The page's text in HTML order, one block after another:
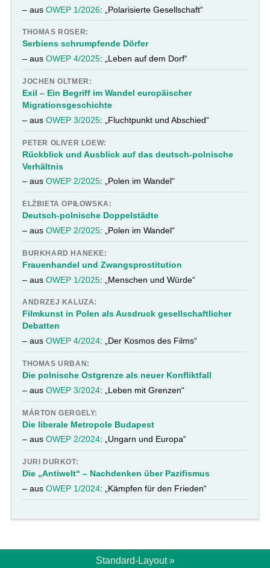
– ausOWEP 1/2026: „Polarisierte Gesellschaft“
THOMAS ROSER:
Serbiens schrumpfende Dörfer
– ausOWEP 4/2025: „Leben auf dem Dorf“
JOCHEN OLTMER:
Exil – Ein Begriff im Wandel europäischer
Migrationsgeschichte
– ausOWEP 3/2025: „Fluchtpunkt und Abschied“
PETER OLIVER LOEW:
Rückblick und Ausblick auf das deutsch-polnische
Verhältnis
– ausOWEP 2/2025: „Polen im Wandel“
ELŻBIETA OPIŁOWSKA:
Deutsch-polnische Doppelstädte
– ausOWEP 2/2025: „Polen im Wandel“
BURKHARD HANEKE:
Frauenhandel und Zwangsprostitution
– ausOWEP 1/2025: „Menschen und Würde“
ANDRZEJ KALUZA:
Filmkunst in Polen als Ausdruck gesellschaftlicher
Debatten
– ausOWEP 4/2024: „Der Kosmos des Films“
THOMAS URBAN:
Die polnische Ostgrenze als neuer Konfliktfall
– ausOWEP 3/2024: „Leben mit Grenzen“
MÁRTON GERGELY:
Die liberale Metropole Budapest
– ausOWEP 2/2024: „Ungarn und Europa“
JURI DURKOT:
Die „Antiwelt“ – Nachdenken über Pazifismus
– ausOWEP 1/2024: „Kämpfen für den Frieden“
Standard-Layout »